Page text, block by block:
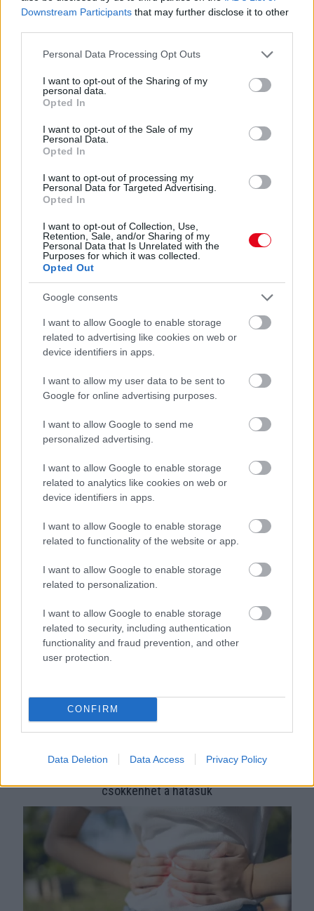
Downstream Participants that may further disclose it to other
Please note that this website/app uses one or more Google
not limited to your visit or usage behaviour. You may click to
grant or deny consent to Google and its third-party tags to
use your data for below specified purposes in below Google
consent section.
Personal Data Processing Opt Outs
I want to opt-out of the Sharing of my
personal data.
Opted In
I want to opt-out of the Sale of my
Personal Data.
Opted In
I want to opt-out of processing my
Personal Data for Targeted Advertising.
Opted In
I want to opt-out of Collection, Use,
Retention, Sale, and/or Sharing of my
Personal Data that Is Unrelated with the
Purposes for which it was collected.
Opted Out
Google consents
I want to allow Google to enable storage
related to advertising like cookies on web or
device identifiers in apps.
I want to allow my user data to be sent to
Google for online advertising purposes.
I want to allow Google to send me
personalized advertising.
I want to allow Google to enable storage
related to analytics like cookies on web or
device identifiers in apps.
I want to allow Google to enable storage
related to functionality of the website or app.
I want to allow Google to enable storage
related to personalization.
I want to allow Google to enable storage
related to security, including authentication
functionality and fraud prevention, and other
user protection.
CONFIRM
Data Deletion Data Access Privacy Policy
Ezért párásodik be állandóan az ablak – egyszerűbb a
Nem ecettel és nem szódabikarbónával: ezzel lesz
Ha mindig ezt a mondatot használod, az rendkívül magas
érzelmi intelligenciára utalhat
csökkenhet a hatásuk